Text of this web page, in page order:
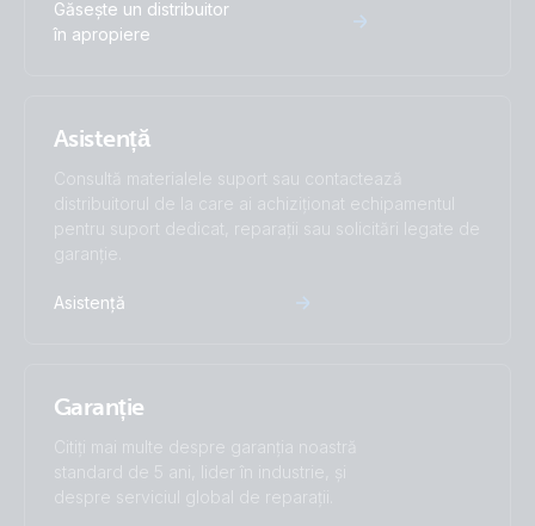
Găsește un distribuitor
în apropiere
Asistență
Consultă materialele suport sau contactează
distribuitorul de la care ai achiziționat echipamentul
pentru suport dedicat, reparații sau solicitări legate de
garanție.
Asistență
Garanție
Citiți mai multe despre garanția noastră
standard de 5 ani, lider în industrie, și
despre serviciul global de reparații.